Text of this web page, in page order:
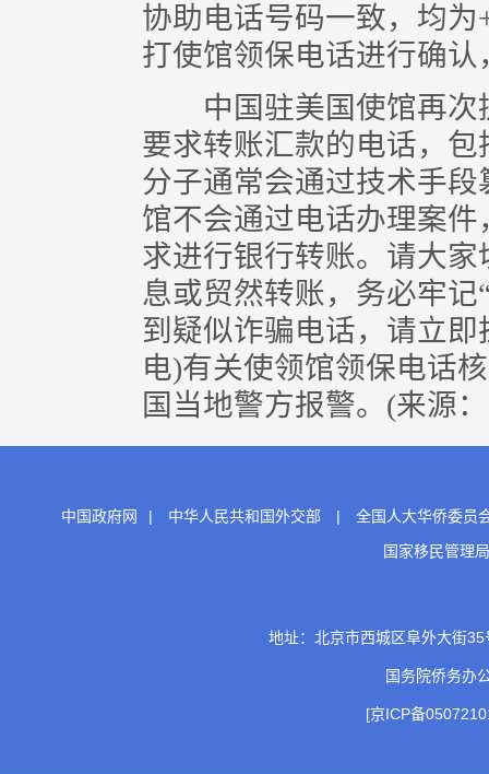
协助电话号码一致，均为
打使馆领保电话进行确
中国驻美国使馆再次
要求转账汇款的电话，
分子通常会通过技术手
馆不会通过电话办理案件
求进行银行转账。请大
息或贸然转账，务必牢
到疑似诈骗电话，请立
电)有关使领馆领保电话
国当地警方报警。(来源
中国政府网 | 中华人民共和国外交部 |
全国人大华侨委员
国家移民管理局
地址：北京市西城区阜外大街
国务院侨务
[京ICP备